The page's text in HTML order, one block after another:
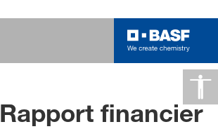
Rapport financier
Notre stratégie